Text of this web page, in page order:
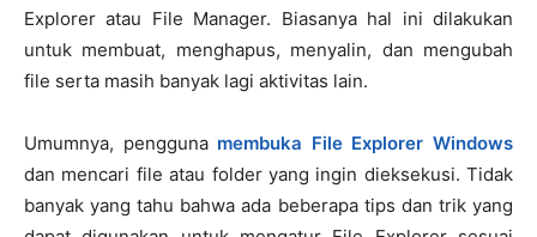
Explorer atau File Manager. Biasanya hal ini dilakukan
untuk membuat, menghapus, menyalin, dan mengubah
file serta masih banyak lagi aktivitas lain.
Umumnya, pengguna membuka File Explorer Windows
dan mencari file atau folder yang ingin dieksekusi. Tidak
banyak yang tahu bahwa ada beberapa tips dan trik yang